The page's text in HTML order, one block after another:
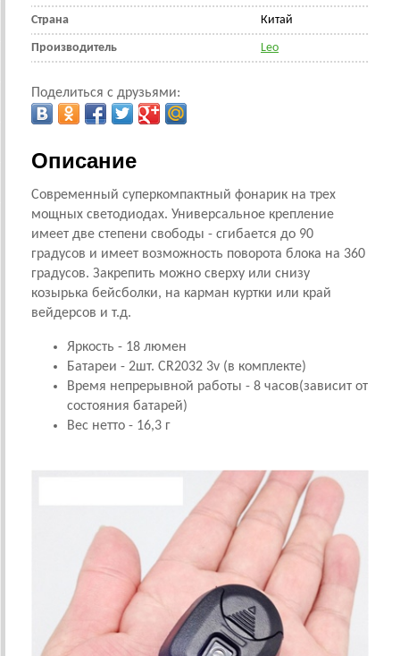
Страна Китай
Производитель Leo
Поделиться с друзьями:
Описание
Современный суперкомпактный фонарик на трех
мощных светодиодах. Универсальное крепление
имеет две степени свободы - сгибается до 90
градусов и имеет возможность поворота блока на 360
градусов. Закрепить можно сверху или снизу
козырька бейсболки, на карман куртки или край
вейдерсов и т.д.
Яркость - 18 люмен
Батареи - 2шт. CR2032 3v (в комплекте)
Время непрерывной работы - 8 часов(зависит от
состояния батарей)
Вес нетто - 16,3 г